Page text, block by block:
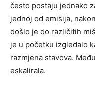
često postaju jednako
jednoj od emisija,
došlo je do različitih
je u početku izgledalo
razmjena stavova.
eskalirala.